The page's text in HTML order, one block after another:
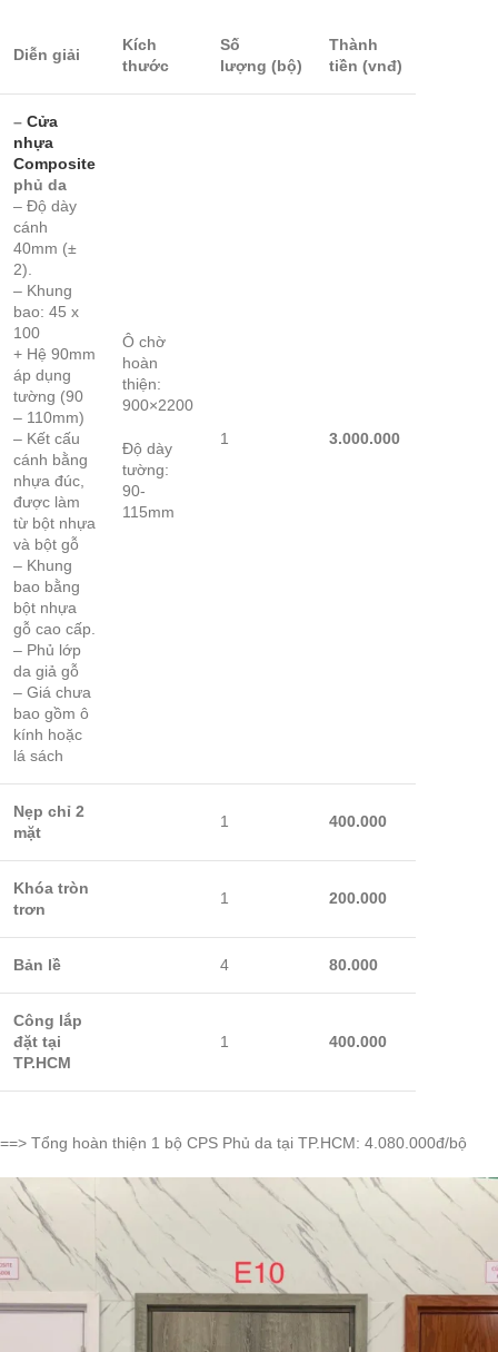
Diễn giải
Kích
thước
Số
lượng (bộ)
Thành
tiền (vnđ)
– Cửa
nhựa
Composite
phủ da
– Độ dày
cánh
40mm (±
2).
– Khung
bao: 45 x
100
+ Hệ 90mm
áp dụng
tường (90
– 110mm)
– Kết cấu
cánh bằng
nhựa đúc,
được làm
từ bột nhựa
và bột gỗ
– Khung
bao bằng
bột nhựa
gỗ cao cấp.
– Phủ lớp
da giả gỗ
– Giá chưa
bao gồm ô
kính hoặc
lá sách
Ô chờ
hoàn
thiện:
900×2200
Độ dày
tường:
90-
115mm
1 3.000.000
Nẹp chỉ 2
mặt
1 400.000
Khóa tròn
trơn
1 200.000
Bản lề 4 80.000
Công lắp
đặt tại
TP.HCM
1 400.000
==> Tổng hoàn thiện 1 bộ CPS Phủ da tại TP.HCM: 4.080.000đ/bộ